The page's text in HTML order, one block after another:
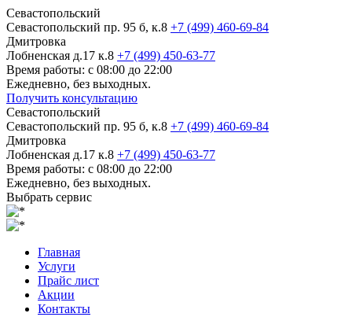
Севастопольский
Севастопольский пр. 95 б, к.8 +7 (499) 460-69-84
Дмитровка
Лобненская д.17 к.8 +7 (499) 450-63-77
Время работы: с 08:00 до 22:00
Ежедневно, без выходных.
Получить консультацию
Севастопольский
Севастопольский пр. 95 б, к.8 +7 (499) 460-69-84
Дмитровка
Лобненская д.17 к.8 +7 (499) 450-63-77
Время работы: с 08:00 до 22:00
Ежедневно, без выходных.
Выбрать сервис
Главная
Услуги
Прайс лист
Акции
Контакты